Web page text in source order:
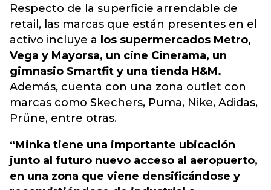
Respecto de la superficie arrendable de
retail, las marcas que están presentes en el
activo incluye a los supermercados Metro,
Vega y Mayorsa, un cine Cinerama, un
gimnasio Smartfit y una tienda H&M.
Además, cuenta con una zona outlet con
marcas como Skechers, Puma, Nike, Adidas,
Prüne, entre otras.
“Minka tiene una importante ubicación
junto al futuro nuevo acceso al aeropuerto,
en una zona que viene densificándose y